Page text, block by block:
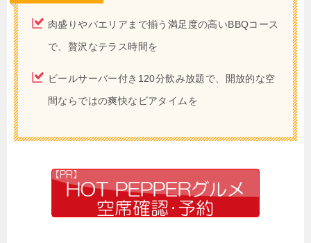
肉盛りやパエリアまで揃う満足度の高いBBQコース
で、贅沢なテラス時間を
ビールサーバー付き120分飲み放題で、開放的な空
間ならではの爽快なビアタイムを